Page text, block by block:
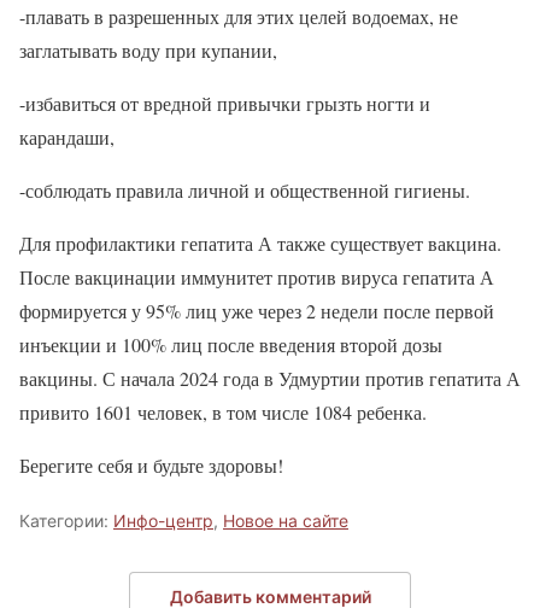
-плавать в разрешенных для этих целей водоемах, не
заглатывать воду при купании,
-избавиться от вредной привычки грызть ногти и
карандаши,
-соблюдать правила личной и общественной гигиены.
Для профилактики гепатита А также существует вакцина.
После вакцинации иммунитет против вируса гепатита А
формируется у 95% лиц уже через 2 недели после первой
инъекции и 100% лиц после введения второй дозы
вакцины. С начала 2024 года в Удмуртии против гепатита А
привито 1601 человек, в том числе 1084 ребенка.
Берегите себя и будьте здоровы!
Категории: Инфо-центр, Новое на сайте
Добавить комментарий